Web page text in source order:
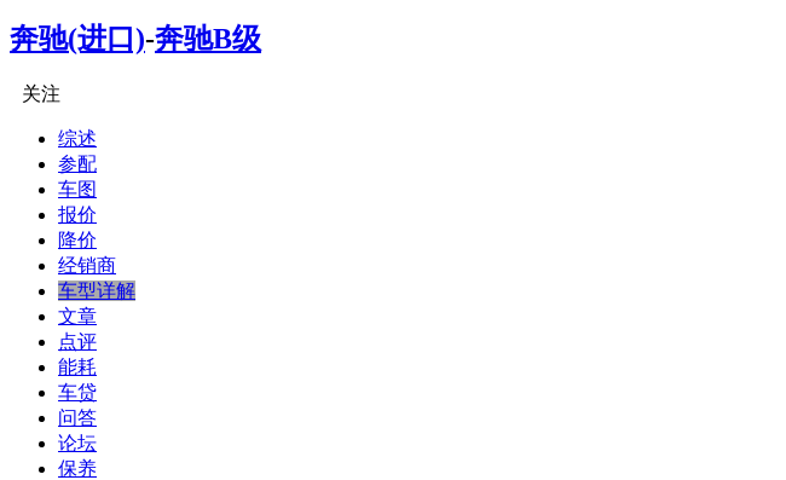
奔驰(进口)-奔驰B级
关注
综述
参配
车图
报价
降价
经销商
车型详解
文章
点评
能耗
车贷
问答
论坛
保养